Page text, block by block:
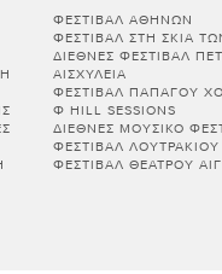
ΦΕΣΤΙΒΆΛ ΑΘΗΝΏΝ
ΦΕΣΤΙΒΆΛ ΣΤΗ ΣΚΙΆ
ΔΙΕΘΝΈΣ ΦΕΣΤΙΒΆΛ
ΑΙΣΧΎΛΕΙΑ
ΦΕΣΤΙΒΆΛ ΠΑΠΆΓΟΥ
Φ HILL SESSIONS
ΔΙΕΘΝΈΣ ΜΟΥΣΙΚΌ
ΦΕΣΤΙΒΆΛ ΛΟΥΤΡΑΚΊΟΥ
ΦΕΣΤΙΒΆΛ ΘΕΆΤΡΟΥ